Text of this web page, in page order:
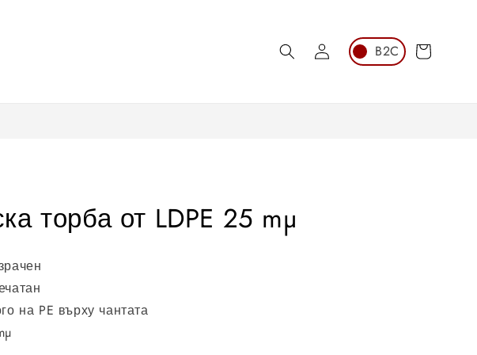
Влезте в
системата
Количка
торба от LDPE 25 mµ
на PE върху чантата